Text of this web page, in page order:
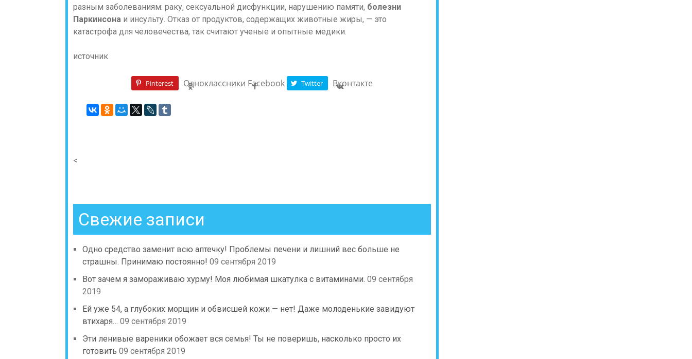
разным заболеваниям: раку, сексуальной дисфункции, нарушению памяти, болезни
Паркинсона и инсульту. Отказ от продуктов, содержащих животные жиры, — это
катастрофа для человечества, так считают ученые и опытные медики.
источник
Pinterest Одноклассники Facebook Twitter Вконтакте
<
Свежие записи
Одно средство заменит всю аптечку! Проблемы печени и лишний вес больше не
страшны. Принимаю постоянно! 09 сентября 2019
Вот зачем я замораживаю хурму! Моя любимая шкатулка с витаминами. 09 сентября
2019
Ей уже 54, а глубоких морщин и обвисшей кожи — нет! Даже молоденькие завидуют
втихаря… 09 сентября 2019
Эти ленивые вареники обожает вся семья! Ты не поверишь, насколько просто их
готовить 09 сентября 2019